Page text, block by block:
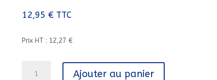
12,95 € TTC
Prix HT : 12,27 €
Ajouter au panier